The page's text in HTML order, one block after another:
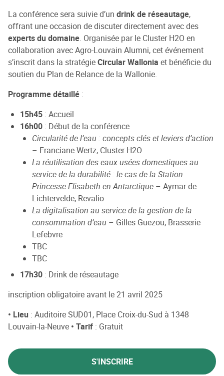
La conférence sera suivie d’un drink de réseautage,
offrant une occasion de discuter directement avec des
experts du domaine. Organisée par le Cluster H2O en
collaboration avec Agro-Louvain Alumni, cet événement
s’inscrit dans la stratégieCircular Wallonia et bénéficie du
soutien du Plan de Relance de la Wallonie.
Programme détaillé :
15h45 : Accueil
16h00 : Début de la conférence
Circularité de l’eau : concepts clés et leviers d’action
– Franciane Wertz, Cluster H2O
La réutilisation des eaux usées domestiques au
service de la durabilité : le cas de la Station
Princesse Elisabeth en Antarctique – Aymar de
Lichtervelde, Revalio
La digitalisation au service de la gestion de la
consommation d’eau – Gilles Guezou, Brasserie
Lefebvre
TBC
TBC
17h30 : Drink de réseautage
inscription obligatoire avant le 21 avril 2025
• Lieu : Auditoire SUD01, Place Croix-du-Sud à 1348
Louvain-la-Neuve • Tarif : Gratuit
S'INSCRIRE